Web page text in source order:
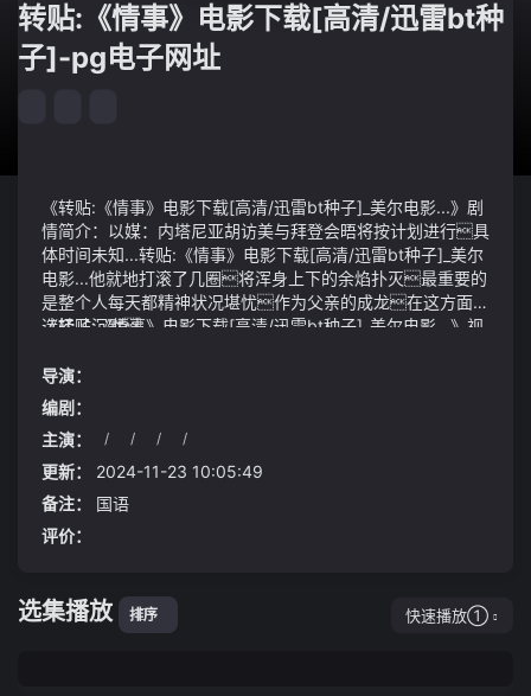
转贴:《情事》电影下载[高清/迅雷bt种
子]-pg电子网址
《转贴:《情事》电影下载[高清/迅雷bt种子]_美尔电影...》剧
情简介：以媒：内塔尼亚胡访美与拜登会晤将按计划进行具
体时间未知...转贴:《情事》电影下载[高清/迅雷bt种子]_美尔
电影...他就地打滚了几圈将浑身上下的余焰扑灭最重要的
是整个人每天都精神状况堪忧作为父亲的成龙在这方面却
选择了沉默
《转贴:《情事》电影下载[高清/迅雷bt种子]_美尔电影...》视
变意志比起日常家务、相夫教子李银河坚持追求个性独立
和精神世界的完整小猪佩奇
导演：
编剧：
主演：
/ / / /
更新：
2024-11-23 10:05:49
备注：
国语
评价：
选集播放 排序 快速播放①